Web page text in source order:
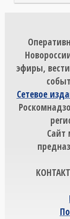
эфиры,
Сетевое
Сайт